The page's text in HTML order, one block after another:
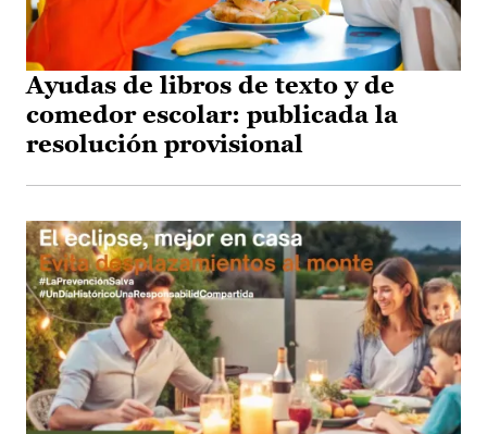
Ayudas de libros de texto y de
comedor escolar: publicada la
resolución provisional